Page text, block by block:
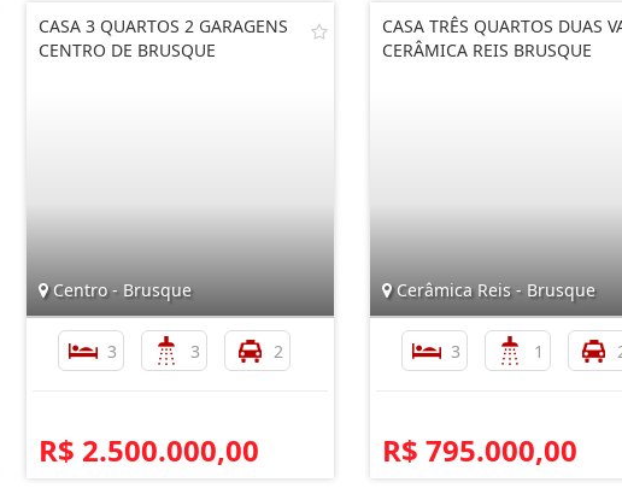
CASA 3 QUARTOS 2 GARAGENS
CENTRO DE BRUSQUE
Centro - Brusque
3 3 2
R$ 2.500.000,00
CASA TRÊS QUARTOS DUAS
CERÂMICA REIS BRUSQUE
Cerâmica Reis - Brusque
3 1
R$ 795.000,00